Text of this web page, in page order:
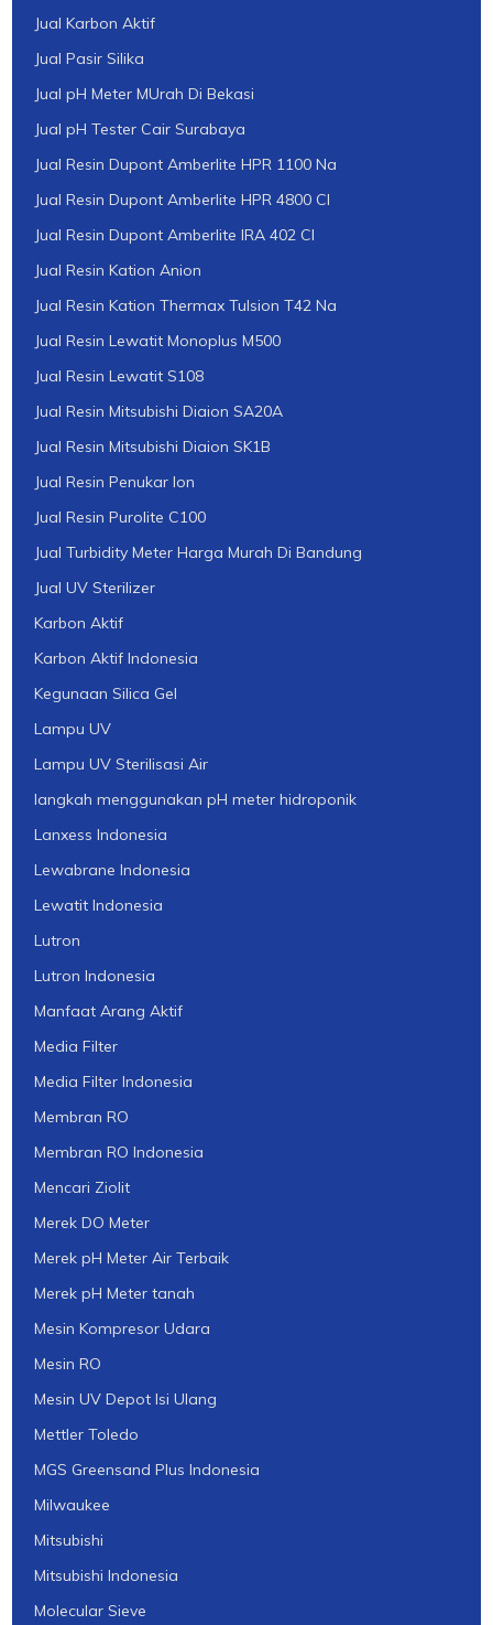
Jual Karbon Aktif
Jual Pasir Silika
Jual pH Meter MUrah Di Bekasi
Jual pH Tester Cair Surabaya
Jual Resin Dupont Amberlite HPR 1100 Na
Jual Resin Dupont Amberlite HPR 4800 Cl
Jual Resin Dupont Amberlite IRA 402 Cl
Jual Resin Kation Anion
Jual Resin Kation Thermax Tulsion T42 Na
Jual Resin Lewatit Monoplus M500
Jual Resin Lewatit S108
Jual Resin Mitsubishi Diaion SA20A
Jual Resin Mitsubishi Diaion SK1B
Jual Resin Penukar Ion
Jual Resin Purolite C100
Jual Turbidity Meter Harga Murah Di Bandung
Jual UV Sterilizer
Karbon Aktif
Karbon Aktif Indonesia
Kegunaan Silica Gel
Lampu UV
Lampu UV Sterilisasi Air
langkah menggunakan pH meter hidroponik
Lanxess Indonesia
Lewabrane Indonesia
Lewatit Indonesia
Lutron
Lutron Indonesia
Manfaat Arang Aktif
Media Filter
Media Filter Indonesia
Membran RO
Membran RO Indonesia
Mencari Ziolit
Merek DO Meter
Merek pH Meter Air Terbaik
Merek pH Meter tanah
Mesin Kompresor Udara
Mesin RO
Mesin UV Depot Isi Ulang
Mettler Toledo
MGS Greensand Plus Indonesia
Milwaukee
Mitsubishi
Mitsubishi Indonesia
Molecular Sieve